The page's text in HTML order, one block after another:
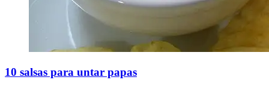
10 salsas para untar papas